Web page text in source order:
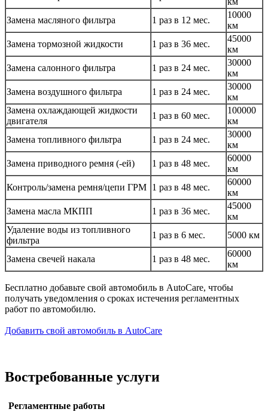
Замена масляного фильтра
1 раз в 12 мес.
10000
км
Замена тормозной жидкости
1 раз в 36 мес.
45000
км
Замена салонного фильтра
1 раз в 24 мес.
30000
км
Замена воздушного фильтра
1 раз в 24 мес.
30000
км
Замена охлаждающей жидкости
двигателя
1 раз в 60 мес.
100000
км
Замена топливного фильтра
1 раз в 24 мес.
30000
км
Замена приводного ремня (-ей)
1 раз в 48 мес.
60000
км
Контроль/замена ремня/цепи ГРМ 1 раз в 48 мес.
60000
км
Замена масла МКПП
1 раз в 36 мес.
45000
км
Удаление воды из топливного
фильтра
1 раз в 6 мес. 5000 км
Замена свечей накала 1 раз в 48 мес.
60000
км
Бесплатно добавьте свой автомобиль в AutoCare, чтобы
получать уведомления о сроках истечения регламентных
работ по автомобилю.
Добавить свой автомобиль в AutoCare
Востребованные услуги
Регламентные работы